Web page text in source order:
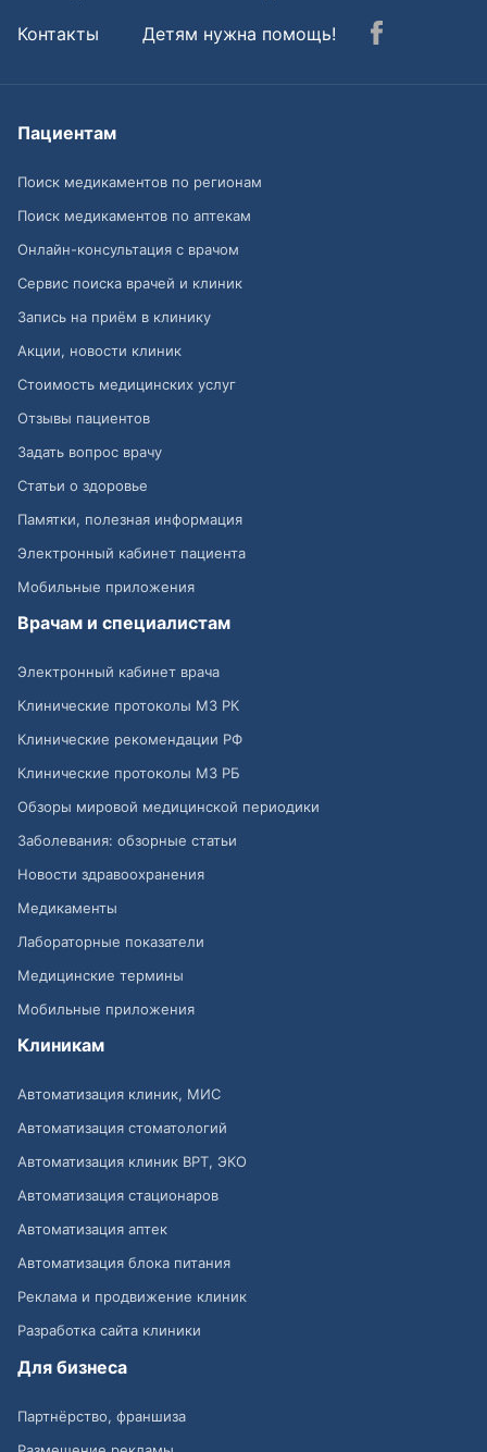
Контакты
Детям нужна помощь!
Пациентам
Поиск медикаментов по регионам
Поиск медикаментов по аптекам
Онлайн-консультация с врачом
Сервис поиска врачей и клиник
Запись на приём в клинику
Акции, новости клиник
Стоимость медицинских услуг
Отзывы пациентов
Задать вопрос врачу
Статьи о здоровье
Памятки, полезная информация
Электронный кабинет пациента
Мобильные приложения
Врачам и специалистам
Электронный кабинет врача
Клинические протоколы МЗ РК
Клинические рекомендации РФ
Клинические протоколы МЗ РБ
Обзоры мировой медицинской периодики
Заболевания: обзорные статьи
Новости здравоохранения
Медикаменты
Лабораторные показатели
Медицинские термины
Мобильные приложения
Клиникам
Автоматизация клиник, МИС
Автоматизация стоматологий
Автоматизация клиник ВРТ, ЭКО
Автоматизация стационаров
Автоматизация аптек
Автоматизация блока питания
Реклама и продвижение клиник
Разработка сайта клиники
Для бизнеса
Партнёрство, франшиза